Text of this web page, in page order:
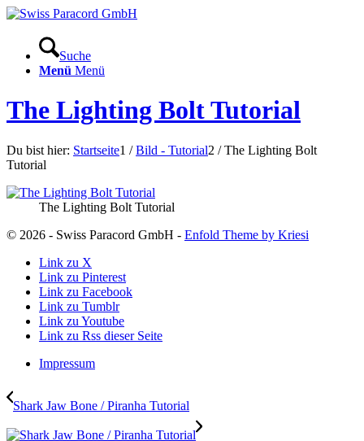
Suche
Menü Menü
The Lighting Bolt Tutorial
Du bist hier: Startseite1 / Bild - Tutorial2 / The Lighting Bolt
Tutorial
The Lighting Bolt Tutorial
© 2026 - Swiss Paracord GmbH - Enfold Theme by Kriesi
Link zu X
Link zu Pinterest
Link zu Facebook
Link zu Tumblr
Link zu Youtube
Link zu Rss dieser Seite
Impressum
Shark Jaw Bone / Piranha Tutorial